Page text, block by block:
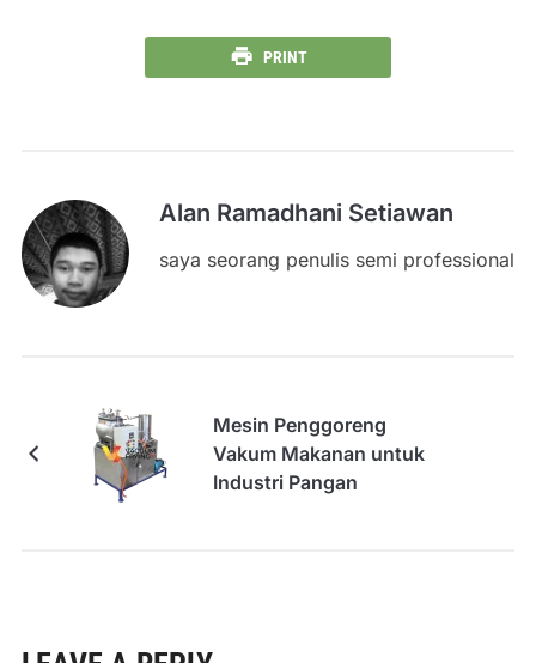
PRINT
Alan Ramadhani Setiawan
saya seorang penulis semi professional
Mesin Penggoreng
Vakum Makanan untuk
Industri Pangan